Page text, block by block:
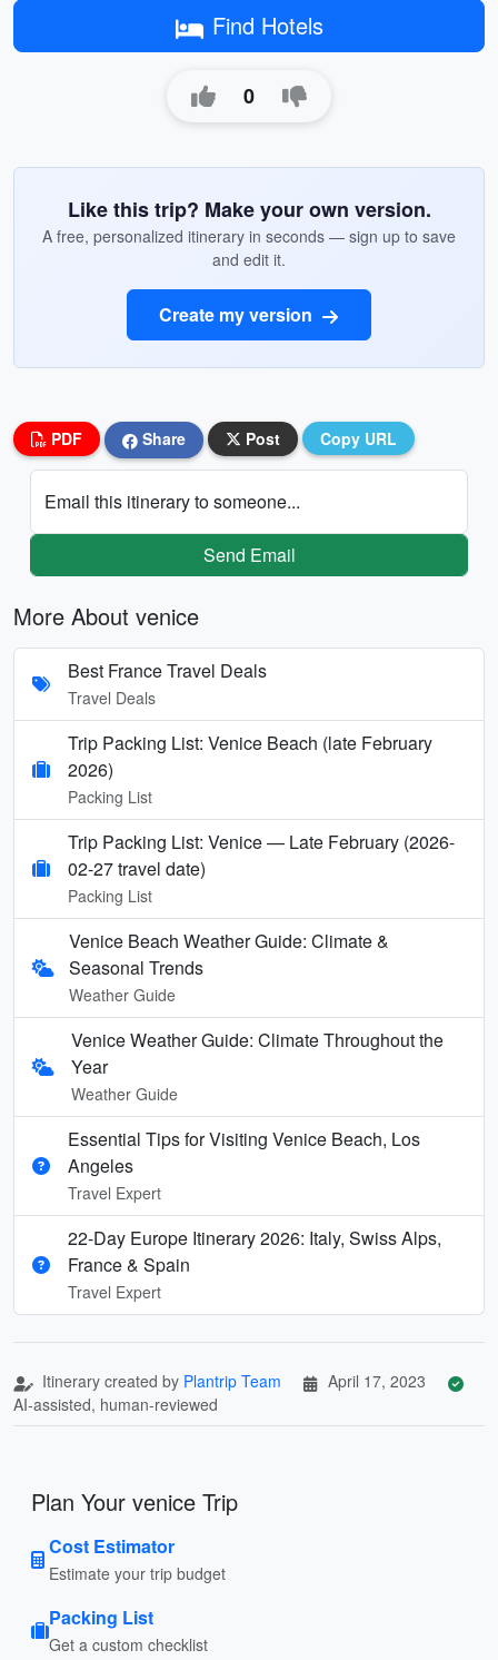
Find Hotels
0
Like this trip? Make your own version.
A free, personalized itinerary in seconds — sign up to save
and edit it.
Create my version
PDF Share Post Copy URL
Email this itinerary to someone...
Send Email
More About venice
Best France Travel Deals
Travel Deals
Trip Packing List: Venice Beach (late February
2026)
Packing List
Trip Packing List: Venice — Late February (2026-
02-27 travel date)
Packing List
Venice Beach Weather Guide: Climate &
Seasonal Trends
Weather Guide
Venice Weather Guide: Climate Throughout the
Year
Weather Guide
Essential Tips for Visiting Venice Beach, Los
Angeles
Travel Expert
22-Day Europe Itinerary 2026: Italy, Swiss Alps,
France & Spain
Travel Expert
Itinerary created by Plantrip Team
April 17, 2023
AI-assisted, human-reviewed
Plan Your venice Trip
Cost Estimator
Estimate your trip budget
Packing List
Get a custom checklist